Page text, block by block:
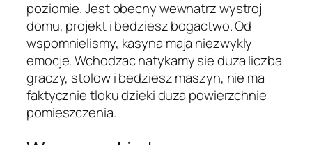
poziomie. Jest obecny wewnatrz wystroj
domu, projekt i bedziesz bogactwo. Od
wspomnielismy, kasyna maja niezwykly
emocje. Wchodzac natykamy sie duza liczba
graczy, stolow i bedziesz maszyn, nie ma
faktycznie tloku dzieki duza powierzchnie
pomieszczenia.